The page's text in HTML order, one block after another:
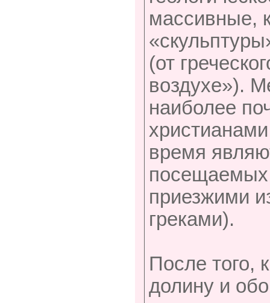
массивные,
(от
воздухе»).
наиболее
время
посещаемых
приезжими
греками).
После того,
долину и